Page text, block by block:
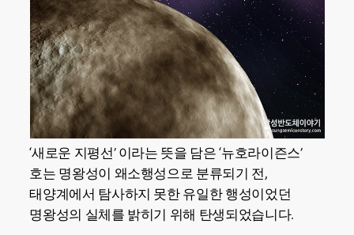
‘새로운 지평선’ 이라는 뜻을 담은 ‘뉴호라이즌스’
호는 명왕성이 왜소행성으로 분류되기 전,
태양계에서 탐사하지 못한 유일한 행성이었던
명왕성의 실체를 밝히기 위해 탄생되었습니다.